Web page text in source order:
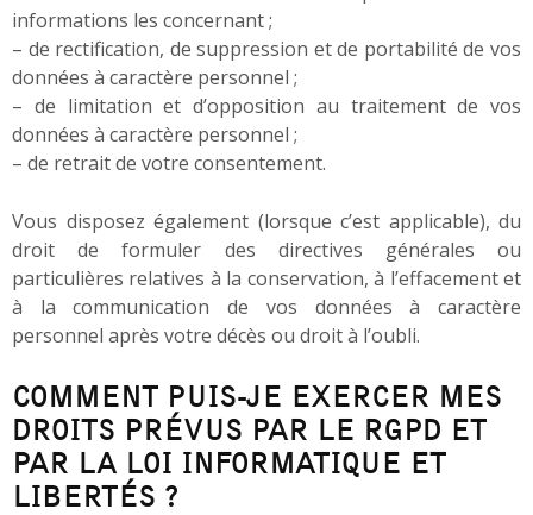
informations les concernant ;
– de rectification, de suppression et de portabilité de vos
données à caractère personnel ;
– de limitation et d’opposition au traitement de vos
données à caractère personnel ;
– de retrait de votre consentement.
Vous disposez également (lorsque c’est applicable), du
droit de formuler des directives générales ou
particulières relatives à la conservation, à l’effacement et
à la communication de vos données à caractère
personnel après votre décès ou droit à l’oubli.
COMMENT PUIS-JE EXERCER MES
DROITS PRÉVUS PAR LE RGPD ET
PAR LA LOI INFORMATIQUE ET
LIBERTÉS ?